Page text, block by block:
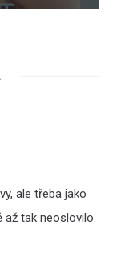
ale třeba jako
až tak neoslovilo.